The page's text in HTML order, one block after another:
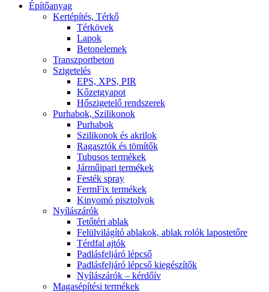
Építőanyag
Kertépítés, Térkő
Térkövek
Lapok
Betonelemek
Transzportbeton
Szigetelés
EPS, XPS, PIR
Kőzetgyapot
Hőszigetelő rendszerek
Purhabok, Szilikonok
Purhabok
Szilikonok és akrilok
Ragasztók és tömítők
Tubusos termékek
Járműipari termékek
Festék spray
FermFix termékek
Kinyomó pisztolyok
Nyílászárók
Tetőtéri ablak
Felülvilágító ablakok, ablak rolók lapostetőre
Térdfal ajtók
Padlásfeljáró lépcső
Padlásfeljáró lépcső kiegészítők
Nyílászárók – kérdőív
Magasépítési termékek